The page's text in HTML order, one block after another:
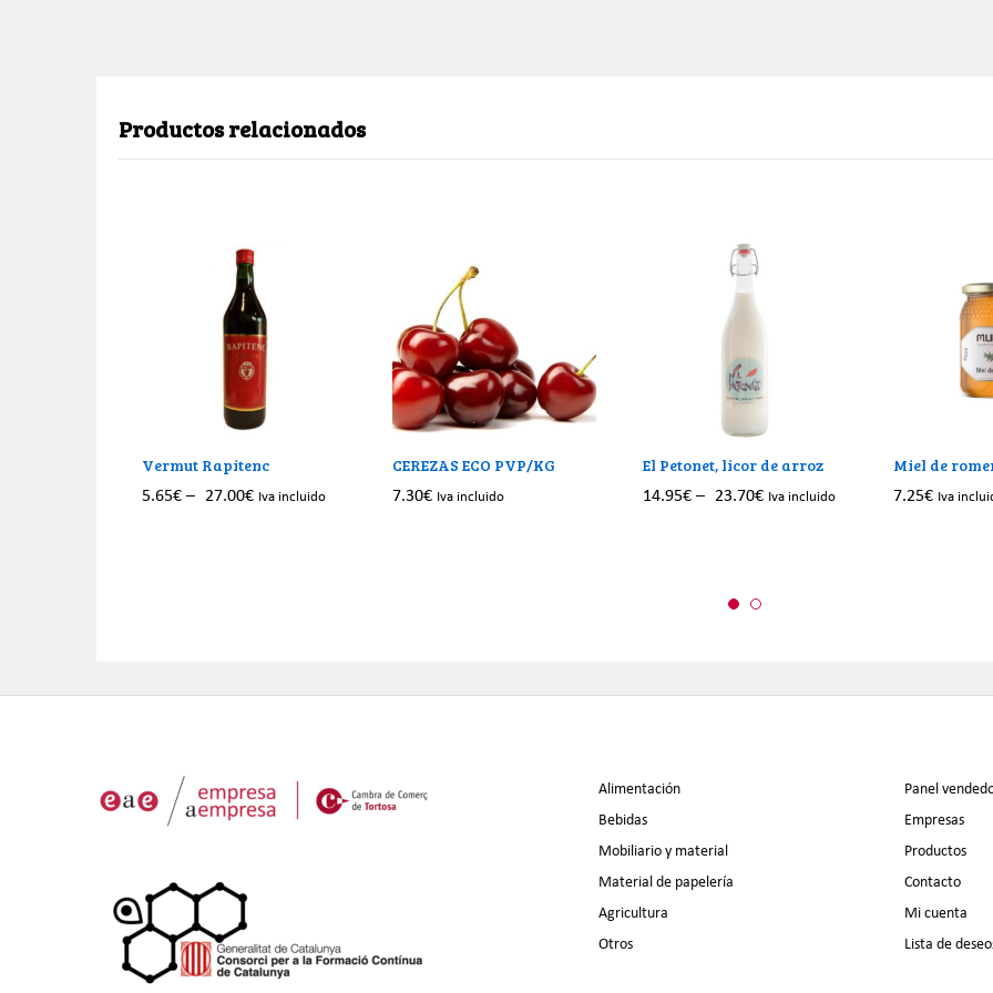
Productos relacionados
Vermut Rapitenc
5.65€ – 27.00€ Iva incluido
CEREZAS ECO PVP/KG
7.30€ Iva incluido
El Petonet, licor de arroz
14.95€ – 23.70€ Iva incluido
Miel de
7.25€ Iva
Alimentación
Bebidas
Mobiliario y material
Material de papelería
Agricultura
Otros
Panel
Empresas
Productos
Contacto
Mi cuenta
Lista de